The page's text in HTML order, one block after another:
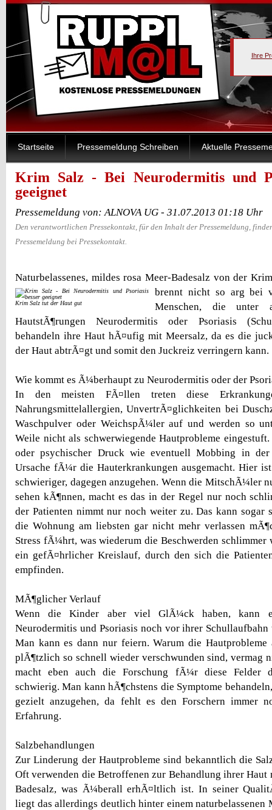
Ihre
Startseite Pressemeldung Schreiben Aktuelle
Krim Salz - Bei Neurodermitis und
geeignet
Pressemeldung von: ALNOVA UG - 31.07.2013 01:18 Uhr
Den verantwortlichen Pressekontakt, für den Inhalt der Pressemeldung,
Pressemeldung bei Pressekontakt.
Naturbelassenes, mildes rosa Meer-Badesalz von der
brennt nicht so arg bei
Krim Salz tut der Haut gut
Menschen, die unter
HautstÃ¶rungen Neurodermitis oder Psoriasis
behandeln ihre Haut hÃ¤ufig mit Meersalz, da es die
der Haut abtrÃ¤gt und somit den Juckreiz verringern kann.
Wie kommt es Ã¼berhaupt zu Neurodermitis oder der
In den meisten FÃ¤llen treten diese
Nahrungsmittelallergien, UnvertrÃ¤glichkeiten bei
Waschpulver oder WeichspÃ¼ler auf und werden so
Weile nicht als schwerwiegende Hautprobleme eingestuft.
oder psychischer Druck wie eventuell Mobbing in
Ursache fÃ¼r die Hauterkrankungen ausgemacht. Hier
schwieriger, dagegen anzugehen. Wenn die MitschÃ¼ler
sehen kÃ¶nnen, macht es das in der Regel nur noch
der Patienten nimmt nur noch weiter zu. Das kann sogar
die Wohnung am liebsten gar nicht mehr verlassen
Stress fÃ¼hrt, was wiederum die Beschwerden schlimmer
ein gefÃ¤hrlicher Kreislauf, durch den sich die
empfinden.
MÃ¶glicher Verlauf
Wenn die Kinder aber viel GlÃ¼ck haben, kann
Neurodermitis und Psoriasis noch vor ihrer
Man kann es dann nur feiern. Warum die Hautprobleme
plÃ¶tzlich so schnell wieder verschwunden sind, vermag
macht eben auch die Forschung fÃ¼r diese Felder
schwierig. Man kann hÃ¶chstens die Symptome
gezielt anzugehen, da fehlt es den Forschern immer
Erfahrung.
Salzbehandlungen
Zur Linderung der Hautprobleme sind bekanntlich die
Oft verwenden die Betroffenen zur Behandlung ihrer Haut
Badesalz, was Ã¼berall erhÃ¤ltlich ist. In seiner
liegt das allerdings deutlich hinter einem naturbelassenen